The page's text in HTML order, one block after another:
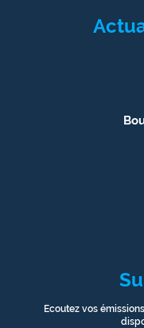
Ecoutez vos